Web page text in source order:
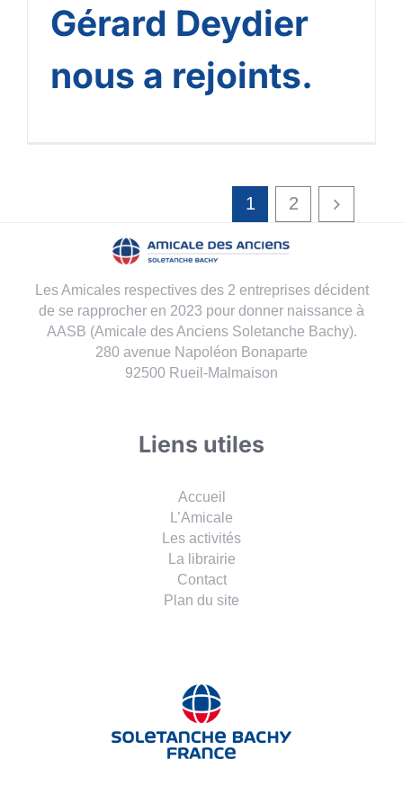
Gérard Deydier
nous a rejoints.
1 2
Les Amicales respectives des 2 entreprises décident
de se rapprocher en 2023 pour donner naissance à
AASB (Amicale des Anciens Soletanche Bachy).
280 avenue Napoléon Bonaparte
92500 Rueil-Malmaison
Liens utiles
Accueil
L’Amicale
Les activités
La librairie
Contact
Plan du site